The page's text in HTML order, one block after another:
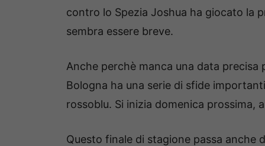
contro lo Spezia Joshua ha giocato la
sembra essere breve.
Anche perchè manca una data
Bologna ha una serie di sfide
rossoblu. Si inizia domenica prossima,
Questo finale di stagione passa anche